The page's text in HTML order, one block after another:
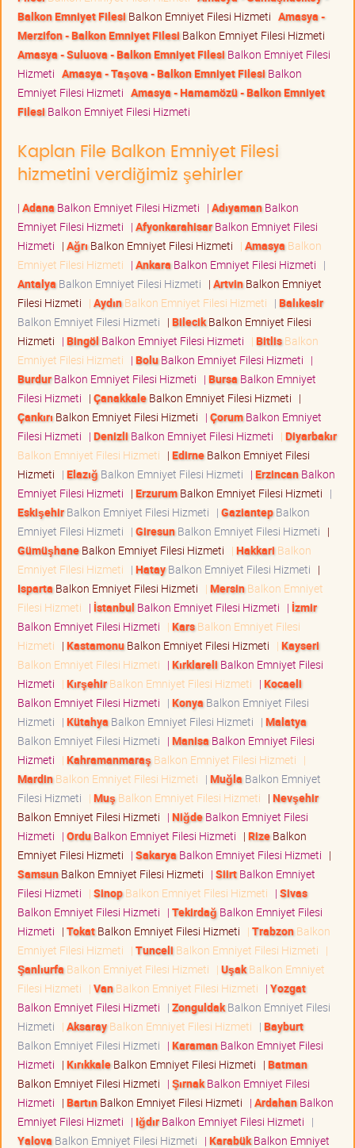
Balkon Emniyet Filesi Balkon Emniyet Filesi Hizmeti Amasya -
Merzifon - Balkon Emniyet Filesi Balkon Emniyet Filesi Hizmeti
Amasya - Suluova - Balkon Emniyet Filesi Balkon Emniyet Filesi
Hizmeti Amasya - Taşova - Balkon Emniyet Filesi Balkon
Emniyet Filesi Hizmeti Amasya - Hamamözü - Balkon Emniyet
Filesi Balkon Emniyet Filesi Hizmeti
Kaplan File Balkon Emniyet Filesi
hizmetini verdiğimiz şehirler
| Adana Balkon Emniyet Filesi Hizmeti | AdıyamanBalkon
Emniyet Filesi Hizmeti | AfyonkarahisarBalkon Emniyet Filesi
Hizmeti | Ağrı Balkon Emniyet Filesi Hizmeti | Amasya Balkon
Emniyet Filesi Hizmeti | Ankara Balkon Emniyet Filesi Hizmeti |
Antalya Balkon Emniyet Filesi Hizmeti | ArtvinBalkon Emniyet
Filesi Hizmeti | AydınBalkon Emniyet Filesi Hizmeti | Balıkesir
Balkon Emniyet Filesi Hizmeti | BilecikBalkon Emniyet Filesi
Hizmeti | Bingöl Balkon Emniyet Filesi Hizmeti | BitlisBalkon
Emniyet Filesi Hizmeti | BoluBalkon Emniyet Filesi Hizmeti |
BurdurBalkon Emniyet Filesi Hizmeti | Bursa Balkon Emniyet
Filesi Hizmeti | ÇanakkaleBalkon Emniyet Filesi Hizmeti |
Çankırı Balkon Emniyet Filesi Hizmeti | ÇorumBalkon Emniyet
Filesi Hizmeti | Denizli Balkon Emniyet Filesi Hizmeti | Diyarbakır
Balkon Emniyet Filesi Hizmeti | EdirneBalkon Emniyet Filesi
Hizmeti | Elazığ Balkon Emniyet Filesi Hizmeti | ErzincanBalkon
Emniyet Filesi Hizmeti | ErzurumBalkon Emniyet Filesi Hizmeti |
EskişehirBalkon Emniyet Filesi Hizmeti | GaziantepBalkon
Emniyet Filesi Hizmeti | GiresunBalkon Emniyet Filesi Hizmeti |
GümüşhaneBalkon Emniyet Filesi Hizmeti | Hakkari Balkon
Emniyet Filesi Hizmeti | HatayBalkon Emniyet Filesi Hizmeti |
Isparta Balkon Emniyet Filesi Hizmeti | MersinBalkon Emniyet
Filesi Hizmeti | İstanbul Balkon Emniyet Filesi Hizmeti | İzmir
Balkon Emniyet Filesi Hizmeti | KarsBalkon Emniyet Filesi
Hizmeti | KastamonuBalkon Emniyet Filesi Hizmeti | Kayseri
Balkon Emniyet Filesi Hizmeti | Kırklareli Balkon Emniyet Filesi
Hizmeti | KırşehirBalkon Emniyet Filesi Hizmeti | Kocaeli
Balkon Emniyet Filesi Hizmeti | Konya Balkon Emniyet Filesi
Hizmeti | Kütahya Balkon Emniyet Filesi Hizmeti | Malatya
Balkon Emniyet Filesi Hizmeti | Manisa Balkon Emniyet Filesi
Hizmeti | Kahramanmaraş Balkon Emniyet Filesi Hizmeti |
MardinBalkon Emniyet Filesi Hizmeti | Muğla Balkon Emniyet
Filesi Hizmeti | Muş Balkon Emniyet Filesi Hizmeti | Nevşehir
Balkon Emniyet Filesi Hizmeti | NiğdeBalkon Emniyet Filesi
Hizmeti | OrduBalkon Emniyet Filesi Hizmeti | RizeBalkon
Emniyet Filesi Hizmeti | Sakarya Balkon Emniyet Filesi Hizmeti |
SamsunBalkon Emniyet Filesi Hizmeti | SiirtBalkon Emniyet
Filesi Hizmeti | SinopBalkon Emniyet Filesi Hizmeti | Sivas
Balkon Emniyet Filesi Hizmeti | Tekirdağ Balkon Emniyet Filesi
Hizmeti | TokatBalkon Emniyet Filesi Hizmeti | TrabzonBalkon
Emniyet Filesi Hizmeti | Tunceli Balkon Emniyet Filesi Hizmeti |
Şanlıurfa Balkon Emniyet Filesi Hizmeti | UşakBalkon Emniyet
Filesi Hizmeti | VanBalkon Emniyet Filesi Hizmeti | Yozgat
Balkon Emniyet Filesi Hizmeti | ZonguldakBalkon Emniyet Filesi
Hizmeti | AksarayBalkon Emniyet Filesi Hizmeti | Bayburt
Balkon Emniyet Filesi Hizmeti | KaramanBalkon Emniyet Filesi
Hizmeti | KırıkkaleBalkon Emniyet Filesi Hizmeti | Batman
Balkon Emniyet Filesi Hizmeti | ŞırnakBalkon Emniyet Filesi
Hizmeti | BartınBalkon Emniyet Filesi Hizmeti | ArdahanBalkon
Emniyet Filesi Hizmeti | IğdırBalkon Emniyet Filesi Hizmeti |
Yalova Balkon Emniyet Filesi Hizmeti | KarabükBalkon Emniyet